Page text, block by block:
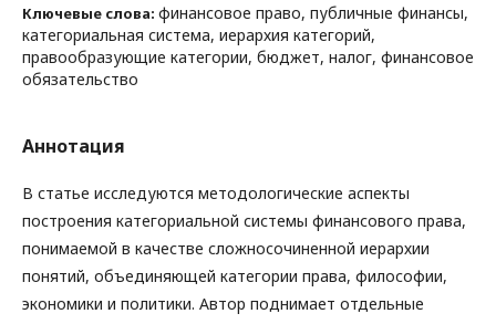
Ключевые слова: финансовое право, публичные финансы,
категориальная система, иерархия категорий,
правообразующие категории, бюджет, налог, финансовое
обязательство
Аннотация
В статье исследуются методологические аспекты
построения категориальной системы финансового права,
понимаемой в качестве сложносочиненной иерархии
понятий, объединяющей категории права, философии,
экономики и политики. Автор поднимает отдельные